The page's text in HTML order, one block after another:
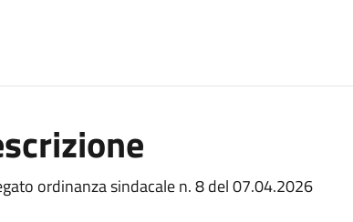
ordinanza sindacale n. 8 del 07.04.2026